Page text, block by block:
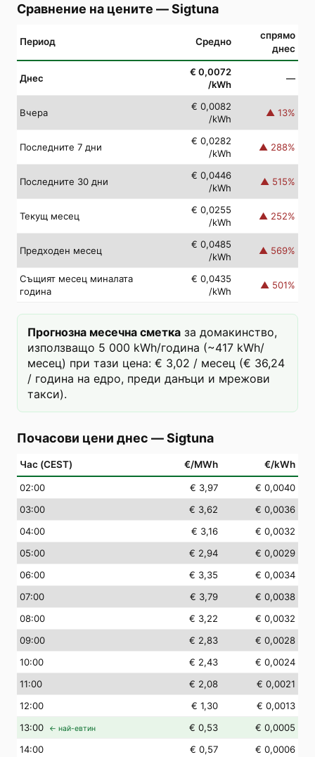
Сравнение на цените —Sigtuna
Период Средно
спрямо
днес
Днес
€ 0,0072
/kWh
—
Вчера
€ 0,0082
/kWh
▲ 13%
Последните 7 дни
€ 0,0282
/kWh
▲ 288%
Последните 30 дни
€ 0,0446
/kWh
▲ 515%
Текущ месец
€ 0,0255
/kWh
▲ 252%
Предходен месец
€ 0,0485
/kWh
▲ 569%
Същият месец миналата
година
€ 0,0435
/kWh
▲ 501%
Прогнозна месечна сметка за домакинство,
използващо 5 000 kWh/година (~417 kWh/
месец) при тази цена: € 3,02 / месец (€ 36,24
/ година на едро, преди данъци и мрежови
такси).
Почасови цени днес —Sigtuna
Час (CEST) €/MWh €/kWh
02:00 € 3,97
€ 0,0040
03:00 € 3,62
€ 0,0036
04:00 € 3,16
€ 0,0032
05:00 € 2,94
€ 0,0029
06:00 € 3,35
€ 0,0034
07:00 € 3,79
€ 0,0038
08:00 € 3,22
€ 0,0032
09:00 € 2,83
€ 0,0028
10:00 € 2,43
€ 0,0024
11:00 € 2,08
€ 0,0021
12:00 € 1,30
€ 0,0013
13:00 ← най-евтин € 0,53
€ 0,0005
14:00 € 0,57
€ 0,0006